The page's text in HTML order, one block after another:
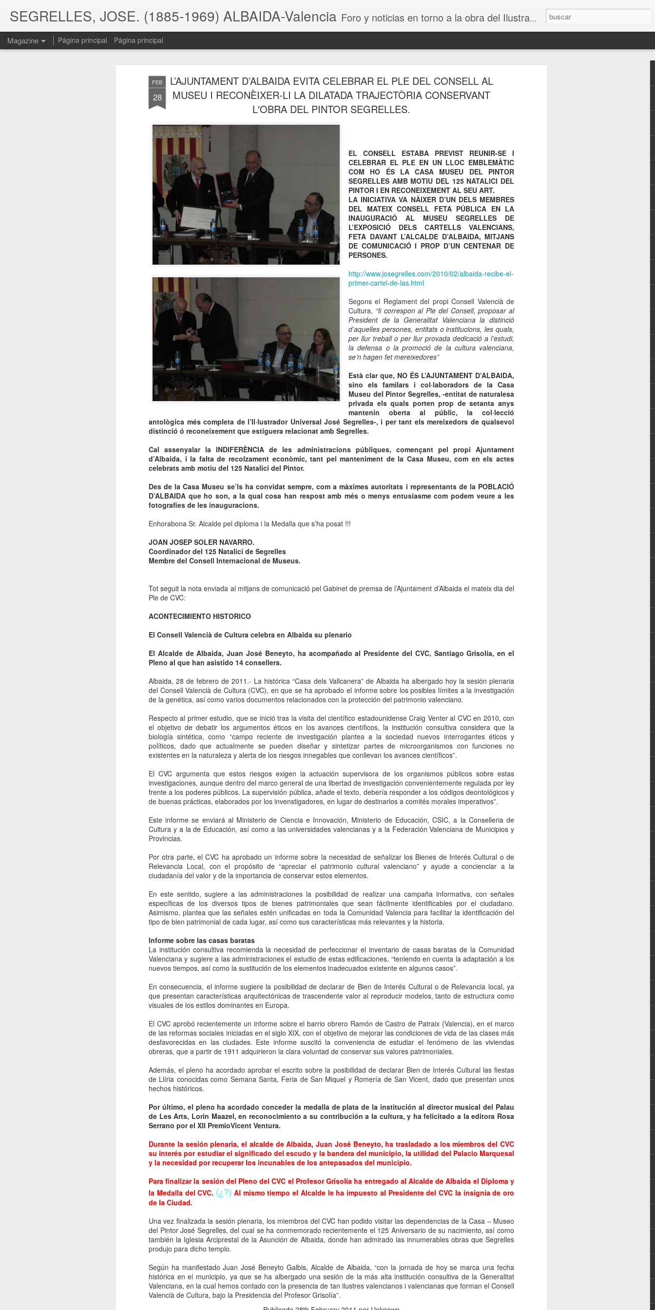
FEB
28
L’AJUNTAMENT D’ALBAIDA EVITA CELEBRAR EL PLE DEL CONSELL AL
MUSEU I RECONÈIXER-LI LA DILATADA TRAJECTÒRIA CONSERVANT
L'OBRA DEL PINTOR SEGRELLES.
EL CONSELL ESTABA PREVIST REUNIR-SE I
CELEBRAR EL PLE EN UN LLOC EMBLEMÀTIC
COM HO ÉS LA CASA MUSEU DEL PINTOR
SEGRELLES AMB MOTIU DEL 125 NATALICI DEL
PINTOR I EN RECONEIXEMENT AL SEU ART.
LA INICIATIVA VA NÀIXER D’UN DELS MEMBRES
DEL MATEIX CONSELL FETA PÚBLICA EN LA
INAUGURACIÓ AL MUSEU SEGRELLES DE
L’EXPOSICIÓ DELS CARTELLS VALENCIANS,
FETA DAVANT L’ALCALDE D’ALBAIDA, MITJANS
DE COMUNICACIÓ I PROP D’UN CENTENAR DE
PERSONES.
http://www.josegrelles.com/2010/02/albaida-recibe-el-
primer-cartel-de-las.html
Segons el Reglament del propi Consell Valencià de
Cultura, “li correspon al Ple del Consell, proposar al
President de la Generalitat Valenciana la distinció
d’aquelles persones, entitats o institucions, les quals,
per llur treball o per llur provada dedicació a l’estudi,
la defensa o la promoció de la cultura valenciana,
se’n hagen fet mereixedores”
Està clar que, NO ÉS L’AJUNTAMENT D’ALBAIDA,
sino els familars i col·laboradors de la Casa
Museu del Pintor Segrelles, -entitat de naturalesa
privada els quals porten prop de setanta anys
mantenin oberta al públic, la col·lecció
antològica més completa de l’Il·lustrador Universal José Segrelles-, i per tant els mereixedors de qualsevol
distinció ó reconeixement que estiguera relacionat amb Segrelles.
Cal assenyalar la INDIFERÈNCIA de les administracions públiques, començant pel propi Ajuntament
d’Albaida, i la falta de recolzament econòmic, tant pel manteniment de la Casa Museu, com en els actes
celebrats amb motiu del 125 Natalici del Pintor.
Des de la Casa Museu se’ls ha convidat sempre, com a màximes autoritats i representants de la POBLACIÓ
D’ALBAIDA que ho son, a la qual cosa han respost amb més o menys entusiasme com podem veure a les
fotografies de les inauguracions.
Enhorabona Sr. Alcalde pel diploma i la Medalla que s’ha posat !!!
JOAN JOSEP SOLER NAVARRO.
Coordinador del 125 Natalici de Segrelles
Membre del Consell Internacional de Museus.
Tot seguit la nota enviada al mitjans de comunicació pel Gabinet de premsa de l’Ajuntament d’Albaida el mateix dia del
Ple de CVC:
ACONTECIMIENTO HISTORICO
El Consell Valencià de Cultura celebra en Albaida su plenario
El Alcalde de Albaida, Juan José Beneyto, ha acompañado al Presidente del CVC, Santiago Grisolía, en el
Pleno al que han asistido 14 consellers.
Albaida, 28 de febrero de 2011.- La histórica “Casa dels Vallcanera” de Albaida ha albergado hoy la sesión plenaria
del Consell Valencià de Cultura (CVC), en que se ha aprobado el informe sobre los posibles límites a la investigación
de la genética, así como varios documentos relacionados con la protección del patrimonio valenciano.
Respecto al primer estudio, que se inició tras la visita del científico estadounidense Craig Venter al CVC en 2010, con
el objetivo de debatir los argumentos éticos en los avances científicos, la institución consultiva considera que la
biología sintética, como “campo reciente de investigación plantea a la sociedad nuevos interrogantes éticos y
políticos, dado que actualmente se pueden diseñar y sintetizar partes de microorganismos con funciones no
existentes en la naturaleza y alerta de los riesgos innegables que conllevan los avances científicos”.
El CVC argumenta que estos riesgos exigen la actuación supervisora de los organismos públicos sobre estas
investigaciones, aunque dentro del marco general de una libertad de investigación convenientemente regulada por ley
frente a los poderes públicos. La supervisión pública, añade el texto, debería responder a los códigos deontológicos y
de buenas prácticas, elaborados por los invenstigadores, en lugar de destinarlos a comités morales imperativos”.
Este informe se enviará al Ministerio de Ciencia e Innovación, Ministerio de Educación, CSIC, a la Conselleria de
Cultura y a la de Educación, así como a las universidades valencianas y a la Federación Valenciana de Municipios y
Provincias.
Por otra parte, el CVC ha aprobado un informe sobre la necesidad de señalizar los Bienes de Interés Cultural o de
Relevancia Local, con el propósito de “apreciar el patrimonio cultural valenciano” y ayude a concienciar a la
ciudadanía del valor y de la importancia de conservar estos elementos.
En este sentido, sugiere a las administraciones la posibilidad de realizar una campaña informativa, con señales
específicas de los diversos tipos de bienes patrimoniales que sean fácilmente identificables por el ciudadano.
Asimismo, plantea que las señales estén unificadas en toda la Comunidad Valencia para facilitar la identificación del
tipo de bien patrimonial de cada lugar, así como sus características más relevantes y la historia.
Informe sobre las casas baratas
La institución consultiva recomienda la necesidad de perfeccionar el inventario de casas baratas de la Comunidad
Valenciana y sugiere a las administraciones el estudio de estas edificaciones, “teniendo en cuenta la adaptación a los
nuevos tiempos, así como la sustitución de los elementos inadecuados existente en algunos casos”.
En consecuencia, el informe sugiere la posibilidad de declarar de Bien de Interés Cultural o de Relevancia local, ya
que presentan características arquitectónicas de trascendente valor al reproducir modelos, tanto de estructura como
visuales de los estilos dominantes en Europa.
El CVC aprobó recientemente un informe sobre el barrio obrero Ramón de Castro de Patraix (Valencia), en el marco
de las reformas sociales iniciadas en el siglo XIX, con el objetivo de mejorar las condiciones de vida de las clases más
desfavorecidas en las ciudades. Este informe suscitó la conveniencia de estudiar el fenómeno de las viviendas
obreras, que a partir de 1911 adquirieron la clara voluntad de conservar sus valores patrimoniales.
Además, el pleno ha acordado aprobar el escrito sobre la posibilidad de declarar Bien de Interés Cultural las fiestas
de Llíria conocidas como Semana Santa, Feria de San Miquel y Romería de San Vicent, dado que presentan unos
hechos históricos.
Por último, el pleno ha acordado conceder la medalla de plata de la institución al director musical del Palau
de Les Arts, Lorin Maazel, en reconocimiento a su contribución a la cultura, y ha felicitado a la editora Rosa
Serrano por el XII PremioVicent Ventura.
Durante la sesión plenaria, el alcalde de Albaida, Juan José Beneyto, ha trasladado a los miembros del CVC
su interés por estudiar el significado del escudo y la bandera del municipio, la utilidad del Palacio Marquesal
y la necesidad por recuperar los incunables de los antepasados del municipio.
Para finalizar la sesión del Pleno del CVC el Profesor Grisolía ha entregado al Alcalde de Albaida el Diploma y
la Medalla del CVC. (¿?) Al mismo tiempo el Alcalde le ha impuesto al Presidente del CVC la insignia de oro
de la Ciudad.
Una vez finalizada la sesión plenaria, los miembros del CVC han podido visitar las dependencias de la Casa – Museo
del Pintor José Segrelles, del cual se ha conmemorado recientemente el 125 Aniversario de su nacimiento, así como
también la Iglesia Arciprestal de la Asunción de Albaida, donde han admirado las innumerables obras que Segrelles
produjo para dicho templo.
Según ha manifestado Juan José Beneyto Galbis, Alcalde de Albaida, “con la jornada de hoy se marca una fecha
histórica en el municipio, ya que se ha albergado una sesión de la más alta institución consultiva de la Generalitat
Valenciana, en la cual hemos contado con la presencia de tan ilustres valencianos i valencianas que forman el Consell
Valencià de Cultura, bajo la Presidencia del Profesor Grisolía”.
SEGRELLES, JOSE. (1885-1969) ALBAIDA-Valencia Foro y noticias en torno a la obra del Ilustrador Universal
Magazine Página principal Página principal
APR
16
EN PEU DE FESTA
Cartells de les Falles
d'Alcoi i València.
El primer cartell de les Falles de
València complirà 90 anys al 2019
Entrevista amb els comissaris
IVAN ESBRÍ i IGNACIO TRELIS.
Per: JOAN JOSEP SOLER
Historiador de l’Art. Postgrau en
Educació Artística i Museus.
d’exposicions, marketing i
comunicació. Membre d’AVCA.
d’Art. Membre del ICOM-
UNESCO. Consell Internacional
Inauguració: Dijous 13 de
desembre de 2018. 20'00 h.
J. SEGRELLES
LAS ILUSTRACIONES DE LA
LITERATURA FANTÁSTICA EN
LA COLECCIÓN KORSHAK
INICIARÁN UNA GIRA – SE
EXPONDRÁN DOS
ESPLÉNDIDAS ACUARELAS DE
J. SEGRELLES.
Por: Joan Josep Soler Navarro.
Miembro del ICOM-UNESCO.
D. QUIJOTE
ILUSTRADO POR J.
SEGRELLES
Recordamos con el NODO del 12
de diciembre del año 1966, la
presentación de D. Quijote de la
Mancha editado por la Espasa-
Calpe con las ilustraciones de J.
Segrelles. 400 años después de la
muerte de Cervantes y 50 años
después de las ilustraciones de
Segrelles. (Clikear y avanzar al
minuto 1' 34'' )
D. Quijote adaptado al Japonés
por Nobuaki Ushizima con
ilustraciones de J. Segrelles
José Segrelles Albert, nació en
Albaida (Valencia), en Marzo de
MAR
1er ANIVERSARIO DE
JOSÉ SEGRELLES -
EL LABERINTO DE
LA FANTASÍA
Hoy 28 de marzo de 2016 se
cumple un año de la inauguración
de la exposición J. SEGRELLES
FANTASÍA en el MuVIM de
Valencia.
Permaneció abierta hasta finales
del mes de junio y fue visitada por
20.000 personas.
muchas otras publicadas aquellos
días para recordarlo.
DE LA FANTASÍA.
MAR
23
SEGRELLES EN EL LIBRO BARCELONA.
PUBLICITAT I EPHEMERA.
El ayuntamiento de Barcelona acaba de editar el libro “BARCELONA.
Publicitat i Ephemera” de Víctor Oliva Pascuet y su hijo Oriol Oliva
Sanasona, con prólogo de Pilar Vélez, directora del Museu del Disseny
MAR SEGRELLES FALSIFICADO
El Grupo de Patrimonio Histórico de la Policía de la Generalitat ha
expuesto esta semana (marzo 2016) en la sala multiusos de la
Comisaria de Valencia las obras intervenidas en los últimos meses.
Hasta 27 obras de dudosa procedencia que iban a ser vendidas como
piezas originales de artistas de reconocido prestigio como Mariano
Benlliure y su hermano José Benlliure, Cecilio Pla, José Segrelles o
Benjamín Palencia.
Otra Entrevista a William Stout en el MuVIM de Valencia con motivo de la inauguración de la Exposición
J.Segrelles - El Laberinto de la Fantasía
William Stout, autor del story board de “El laberinto del Fauno” y dibujante de “Jurassic Park”, entre otros,
compartió su pasión y admiración por el ilustrador universal José Segrelles con los numerosos asistentes a la
conferencia que ofreció en la Escola d’Art i Superior de Disseny a propósito de la exposición producida por el
MuVIM “Segrelles.
coleccionarlo..."
"Cualquier labor que se haga por la difusión de este artista, ha de acometerse con gran entusiasmo, puesto que
Segrelles es por el momento en muchos sentidos un ilustrador de ilustradores. La gente que somos artistas
plásticos de cualquier forma, tratamos de consultarlo, buscarlo, tenerlo, coleccionarlo, pero el gran grueso del
público no está familiarizado con este enorme tesoro de la ilustración y de la narrativa".
MAR
30
J. SEGRELLES. EL LABERINTO DE LA FANTASÍA
EN EL MuVIM DE VALENCIA
El Museu Valencià de la Il·lustració i la Modernitat ofrece hasta el 31 de
mayo de 2015 (PRORROGADA HASTA EL 21 DE JUNIO) la exposición
“J. SEGRELLES – EL LABERINTO DE LA FANTASÍA”. Más 250 obras
originales de José Segrelles (Albaida1885-1969) y más de 300
ejemplares entre libros y revistas mostrando su obra ilustrativa,
convierten al MuVIM en el mejor escaparate del artista valenciano que
ha traspasado las barreras del tiempo con su prolífica y fantástica obra.
JAN
10
EL MuVIM PRESENTA J. SEGRELLES. EL
LABERINTO DE LA FANTASÍA
Con motivo del duelo oficial, se aplaza la inauguración de la Exposición
"J. SEGRELLES. EL LABERINTO DE LA FANTASÍA" prevista para el
jueves 26 de marzo, a les 20,00 hores, en el MuVIM.
La inauguración se celebrará sábado 28 de marzo, a las 20'00 horas.
El Museu Valencià de la Il·lustració i la Modernitat presenta DE CINE.
OCT
Las 1001 noches de Segrelles en el Teatre Escalante
de Valencia
El Teatro Escalante de la Diputación de Valencia inicia la
conmemoración de su 30 aniversario con el estreno de “Contes de les
mil i una nits”, una producción propia, adaptada y dirigida por Vicent
Vila, que completan con la ampliación del libro editado en el 25
aniversario, la edición de nuevas publicaciones, y una exposición con
las ilustraciones originales de José Segrelles y las esculturas de Reme
Tomás del 13 de octubre al 14 de diciembre de 2014.
OCT LA IMÁGEN FANTÁSTICA / IRUNDI FANTASTIOKA
del Pintor J. Segrelles de Albaida) vuelve a San Sebastian dentro
de la Imágen Fantástica / Irundi Fantastioka a partir del 17 de octubre
2014 hasta el 25 de enero 2015 en la Sala KUBO-KUTXA de San
Sebastian / Donostia. Comisariada por Carlos Arenas.
SEP
LA INFLUENCIA DE JOSÉ SEGRELLES EN EL
LA INFLUENCIA DE JOSÉ SEGRELLES EN EL ARTE ACTUAL es la
segunda parte del artículo del mismo nombre que publiqué en su día en
MITO REVISTA CULTURAL y transcurridos los seis meses requeridos
por la revista, recojo en nuestro Blog.
El ilustrador José Segrelles, (1885-1969 Albaida-Valencia-España) muy
pronto puso su destreza artística al servicio de la ilustración de la
literatura más universal.